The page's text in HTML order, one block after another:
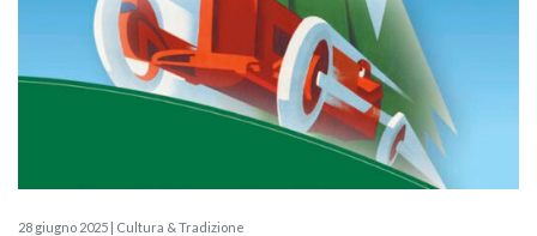
28 giugno 2025 | Cultura & Tradizione